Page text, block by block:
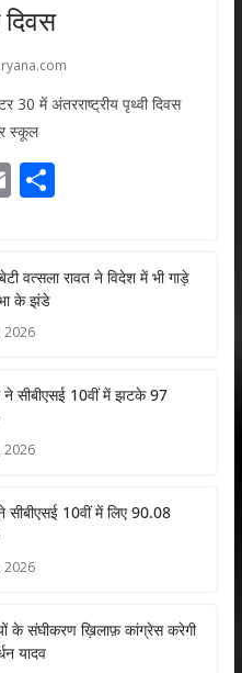
दिवस
में अंतरराष्ट्रीय पृथ्वी दिवस
स्कूल
E
l
S
e
वत्सला रावत ने विदेश में भी गाड़े
के झंडे
2026
ने सीबीएसई 10वीं में झटके 97
2026
सीबीएसई 10वीं में लिए 90.08
2026
के संघीकरण ख़िलाफ़ कांग्रेस करेगी
यादव